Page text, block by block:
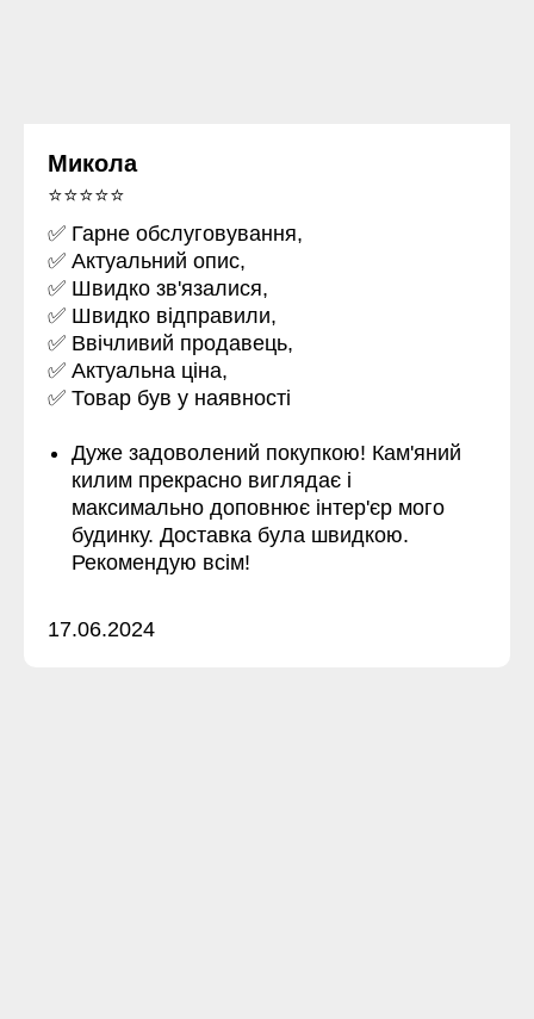
Микола
⭐⭐⭐⭐⭐
✅ Гарне обслуговування,
✅ Актуальний опис,
✅ Швидко зв'язалися,
✅ Швидко відправили,
✅ Ввічливий продавець,
✅ Актуальна ціна,
✅ Товар був у наявності
Дуже задоволений покупкою! Кам'яний
килим прекрасно виглядає і
максимально доповнює інтер'єр мого
будинку. Доставка була швидкою.
Рекомендую всім!
17.06.2024